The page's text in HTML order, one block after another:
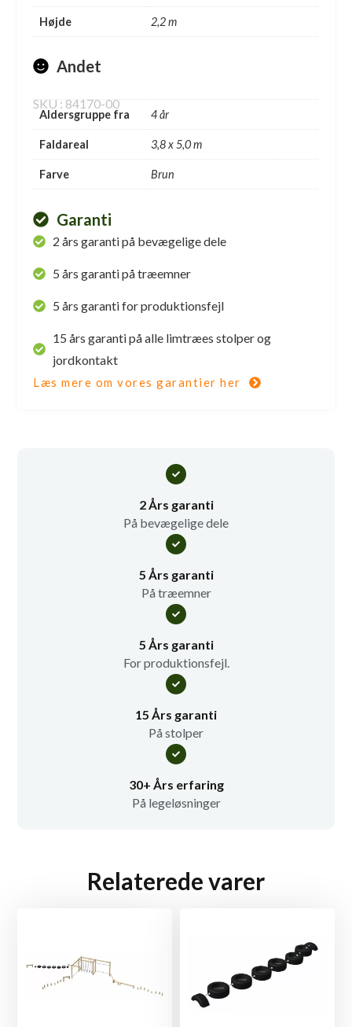
Højde 2,2 m
Andet
SKU : 84170-00
Aldersgruppe fra 4 år
Faldareal 3,8 x 5,0 m
Farve Brun
Garanti
2 års garanti på bevægelige dele
5 års garanti på træemner
5 års garanti for produktionsfejl
15 års garanti på alle limtræes stolper og
jordkontakt
Læs mere om vores garantier her
2 Års garanti
På bevægelige dele
5 Års garanti
På træemner
5 Års garanti
For produktionsfejl.
15 Års garanti
På stolper
30+ Års erfaring
På legeløsninger
Relaterede varer